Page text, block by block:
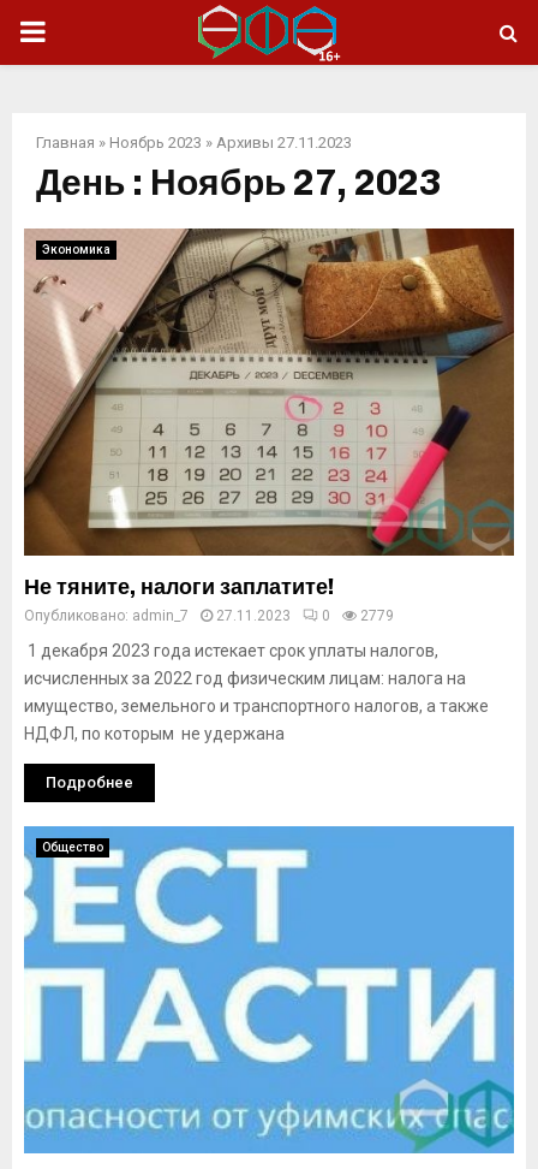
ОСНОВНОЕ
Главная » Ноябрь 2023 » Архивы 27.11.2023
День : Ноябрь 27, 2023
Экономика
Не тяните, налоги заплатите!
Опубликовано: admin_7 27.11.2023 0 2779
1 декабря 2023 года истекает срок уплаты налогов,
исчисленных за 2022 год физическим лицам: налога на
имущество, земельного и транспортного налогов, а также
НДФЛ, по которым не удержана
Подробнее
Общество